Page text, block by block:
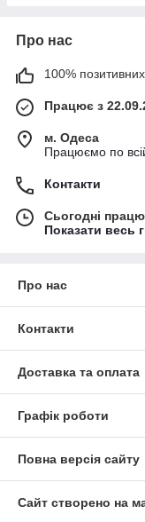
Про нас
100% позитивних
Працює з
м. Одеса
Працюємо по
Контакти
Сьогодні
Показати весь
Про нас
Контакти
Доставка та оплата
Графік роботи
Повна версія сайту
Сайт створено на